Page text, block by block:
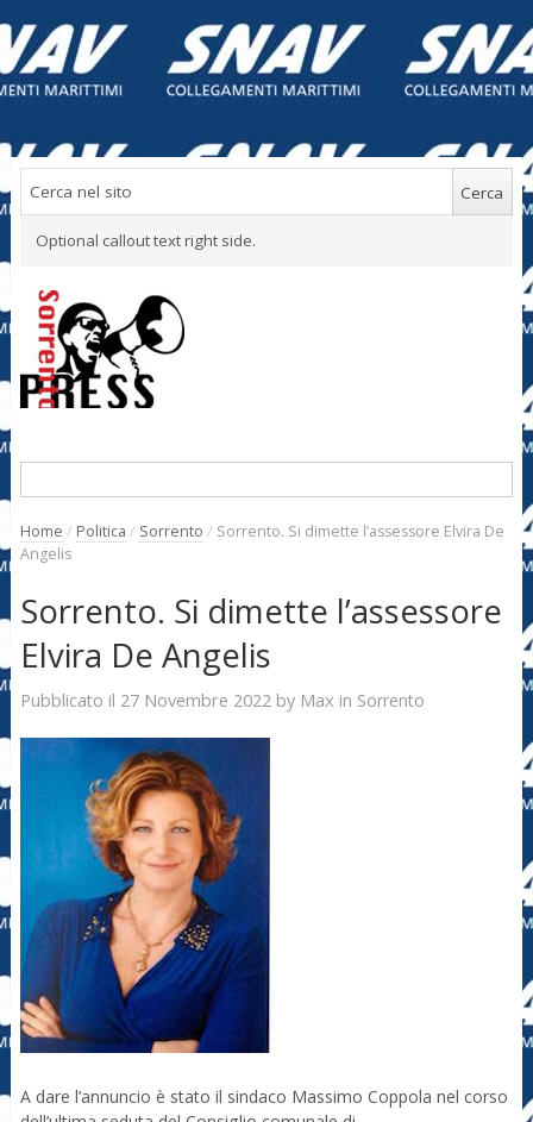
Optional callout text right side.
Home / Politica / Sorrento / Sorrento. Si dimette l’assessore Elvira De
Angelis
Sorrento. Si dimette l’assessore
Elvira De Angelis
Pubblicato il 27 Novembre 2022by Max in Sorrento
A dare l’annuncio è stato il sindaco Massimo Coppola nel corso